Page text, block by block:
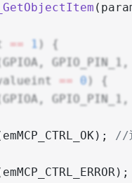
== 1 ) {
== 0 ) {
//